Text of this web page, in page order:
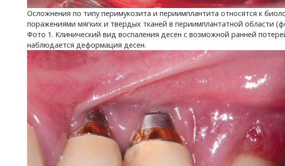
Осложнения по типу перимукозита и периимплантита относятся к
поражениями мягких и твердых тканей в периимплантатной области
Фото 1. Клинический вид воспаления десен с возможной ранней
наблюдается деформация десен.